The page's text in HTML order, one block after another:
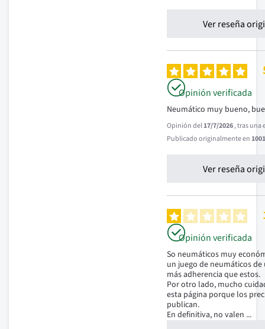
Ver reseña
Opinión verificada
Neumático muy bueno,
Opinión del17/7/2026, tras una
Publicado originalmente en
Ver reseña
Opinión verificada
So neumáticos muy
un juego de neumáticos
más adherencia que estos.
Por otro lado, mucho
esta página porque los
publican.
En definitiva, no valen ...